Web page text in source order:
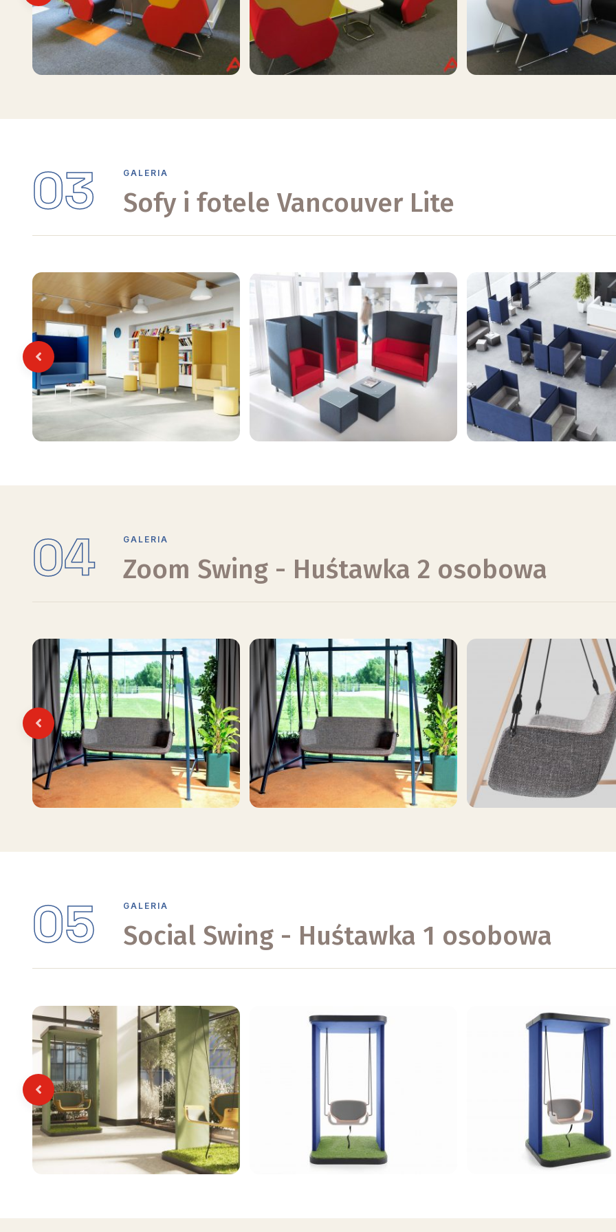
Previous
03 GALERIA
Sofy i fotele Vancouver Lite
Previous
04 GALERIA
Zoom Swing - Huśtawka 2 osobowa
Previous
05 GALERIA
Social Swing - Huśtawka 1 osobowa
Previous